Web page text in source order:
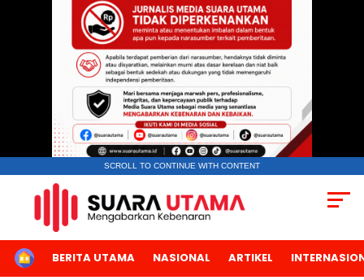
SCROLL TO CONTINUE WITH CONTENT
HOMEBERITA UTAMA NASIONAL ARTIKEL